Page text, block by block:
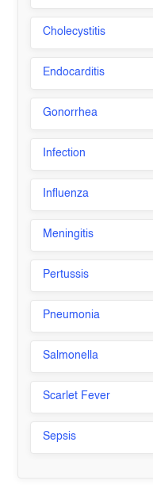
Cholecystitis
Endocarditis
Gonorrhea
Infection
Influenza
Meningitis
Pertussis
Pneumonia
Salmonella
Scarlet Fever
Sepsis